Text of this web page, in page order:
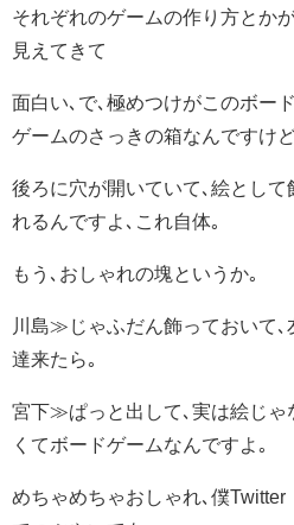
それぞれのゲームの作り方とか
見えてきて
面白い､で､極めつけがこのボード
ゲームのさっきの箱なんですけ
後ろに穴が開いていて､絵として
れるんですよ､これ自体｡
もう､おしゃれの塊というか｡
川島≫じゃふだん飾っておいて､
達来たら｡
宮下≫ぱっと出して､実は絵じゃ
くてボードゲームなんですよ｡
めちゃめちゃおしゃれ､僕Twitter